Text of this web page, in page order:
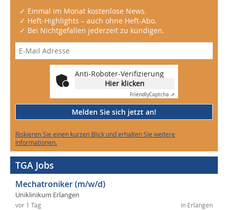
✓ Einmal im Monat kostenlose News.
✓ Heft-Highlights – auch ohne Heft-Abo.
✓ Bei Nichtgefallen jederzeit zu kündigen.
Anti-Roboter-Verifizierung
Hier klicken
FriendlyCaptcha ⇗
Melden Sie sich jetzt an!
Riskieren Sie einen kurzen Blick und erhalten Sie weitere
Informationen.
TGA Jobs
Mechatroniker (m/w/d)
Uniklinikum Erlangen
in Erlangen
vor 1 Tag